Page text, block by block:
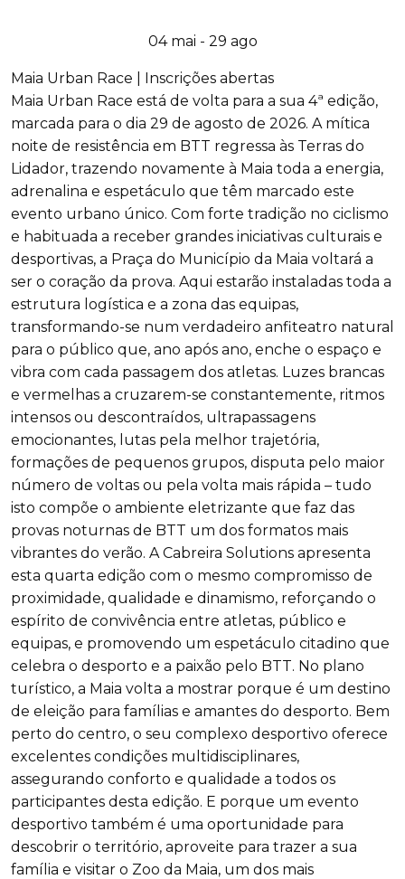
04 mai - 29 ago
Maia Urban Race | Inscrições abertas
Maia Urban Race está de volta para a sua 4ª edição,
marcada para o dia 29 de agosto de 2026. A mítica
noite de resistência em BTT regressa às Terras do
Lidador, trazendo novamente à Maia toda a energia,
adrenalina e espetáculo que têm marcado este
evento urbano único. Com forte tradição no ciclismo
e habituada a receber grandes iniciativas culturais e
desportivas, a Praça do Município da Maia voltará a
ser o coração da prova. Aqui estarão instaladas toda a
estrutura logística e a zona das equipas,
transformando-se num verdadeiro anfiteatro natural
para o público que, ano após ano, enche o espaço e
vibra com cada passagem dos atletas. Luzes brancas
e vermelhas a cruzarem-se constantemente, ritmos
intensos ou descontraídos, ultrapassagens
emocionantes, lutas pela melhor trajetória,
formações de pequenos grupos, disputa pelo maior
número de voltas ou pela volta mais rápida – tudo
isto compõe o ambiente eletrizante que faz das
provas noturnas de BTT um dos formatos mais
vibrantes do verão. A Cabreira Solutions apresenta
esta quarta edição com o mesmo compromisso de
proximidade, qualidade e dinamismo, reforçando o
espírito de convivência entre atletas, público e
equipas, e promovendo um espetáculo citadino que
celebra o desporto e a paixão pelo BTT. No plano
turístico, a Maia volta a mostrar porque é um destino
de eleição para famílias e amantes do desporto. Bem
perto do centro, o seu complexo desportivo oferece
excelentes condições multidisciplinares,
assegurando conforto e qualidade a todos os
participantes desta edição. E porque um evento
desportivo também é uma oportunidade para
descobrir o território, aproveite para trazer a sua
família e visitar o Zoo da Maia, um dos mais